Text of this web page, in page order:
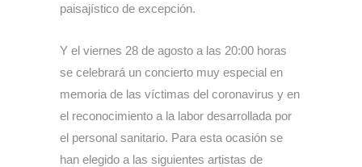
paisajístico de excepción.
Y el viernes 28 de agosto a las 20:00 horas
se celebrará un concierto muy especial en
memoria de las víctimas del coronavirus y en
el reconocimiento a la labor desarrollada por
el personal sanitario. Para esta ocasión se
han elegido a las siguientes artistas de